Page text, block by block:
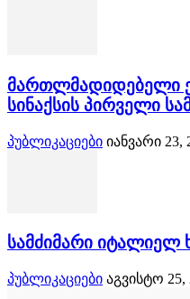
მართლმადიდებელი
სინაქსის პირველი
პუბლიკაციები იანვარი 23,
სამძიმარი იტალიელ
პუბლიკაციები აგვისტო 25,